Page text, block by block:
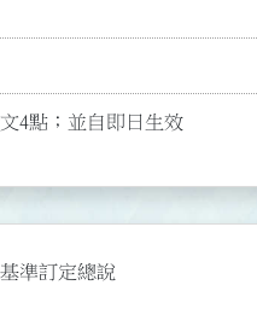
4點；並自即日生效
準訂定總說